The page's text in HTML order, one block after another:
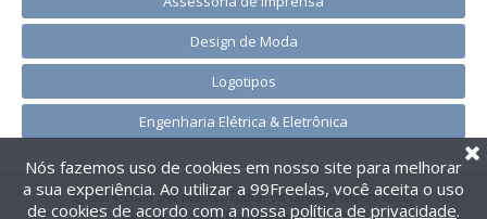
Design de Moda
Logotipos
Engenharia Elétrica & Eletrônica
@2014-2026 99Freelas. Todos os direitos reservados.
Nós fazemos uso de cookies em nosso site para melhorar
a sua experiência. Ao utilizar a 99Freelas, você aceita o uso
de cookies de acordo com a nossa política de privacidade.